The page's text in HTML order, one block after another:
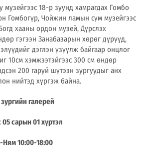
музейгээс 18-р зуунд хамрагдах Гомбо
Гомбогүр, Чойжин ламын сүм музейгээс
хааны ордон музей, Дүрслэх
гэгээн Занабазарын хөрөг дүрүүд,
дэглэн үзүүлж байгаар онцлог
10см хэмжээтэйгээс 300 см өндөр
200 гаруй шүтээн зургуудыг анх
нийтэд хүргэж байна.
галерей
05 сарын 01 хүртэл
Ням 10:00-18:00